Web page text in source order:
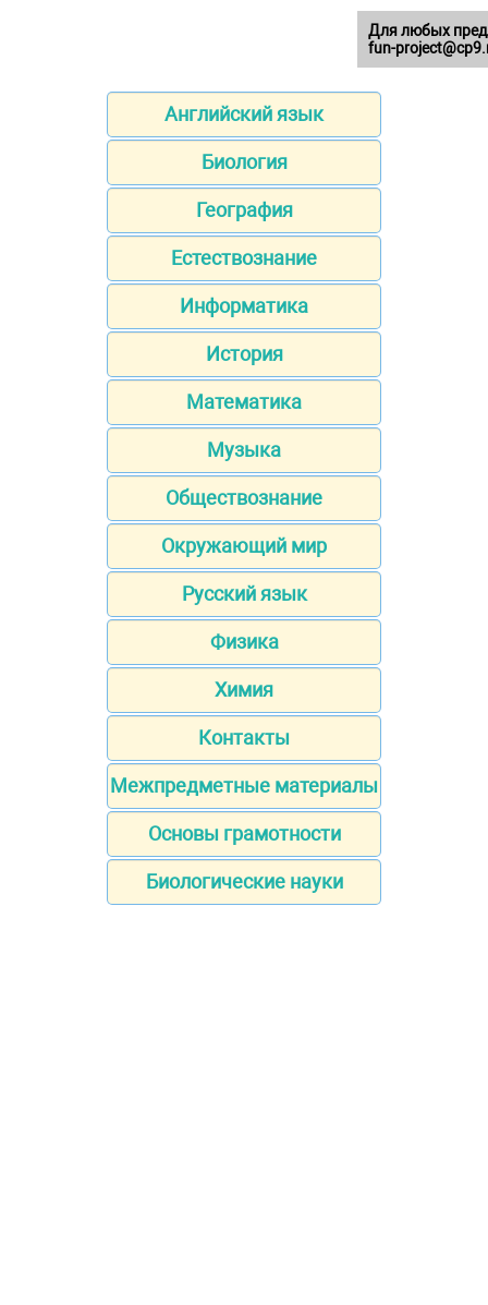
Английский язык
Биология
География
Естествознание
Информатика
История
Математика
Музыка
Обществознание
Окружающий мир
Русский язык
Физика
Химия
Контакты
Межпредметные материалы
Основы грамотности
Биологические науки
Для любых
fun-